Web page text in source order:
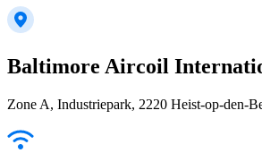
Baltimore Aircoil
Zone A, Industriepark, 2220 Heist-op-den-